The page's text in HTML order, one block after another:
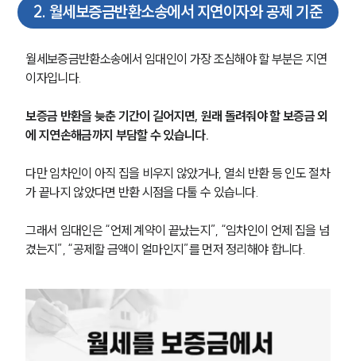
2. 월세보증금반환소송에서 지연이자와 공제 기준
월세보증금반환소송에서 임대인이 가장 조심해야 할 부분은 지연
이자입니다.
보증금 반환을 늦춘 기간이 길어지면, 원래 돌려줘야 할 보증금 외
에 지연손해금까지 부담할 수 있습니다.
다만 임차인이 아직 집을 비우지 않았거나, 열쇠 반환 등 인도 절차
가 끝나지 않았다면 반환 시점을 다툴 수 있습니다.
그래서 임대인은 “언제 계약이 끝났는지”, “임차인이 언제 집을 넘
겼는지”, “공제할 금액이 얼마인지”를 먼저 정리해야 합니다.